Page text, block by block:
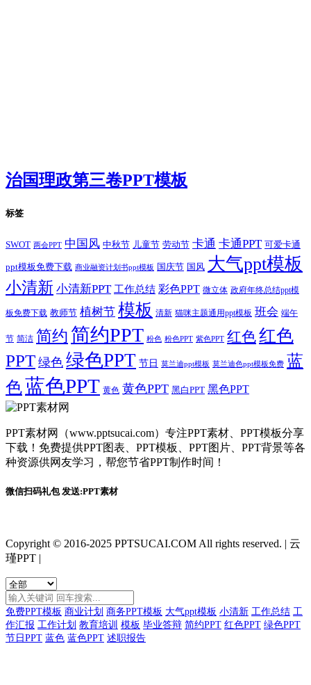
治国理政第三卷PPT模板
标签
SWOT 两会PPT 中国风 中秋节 儿童节 劳动节 卡通 卡通PPT 可爱卡通
ppt模板免费下载 商业融资计划书ppt模板 国庆节 国风 大气ppt模板
小清新 小清新PPT 工作总结 彩色PPT 微立体 政府年终总结ppt模
板免费下载 教师节 植树节 模板 清新 猫咪主题通用ppt模板 班会 端午
节 简洁 简约 简约PPT 粉色 粉色PPT 紫色PPT 红色红色
PPT 绿色 绿色PPT 节日 莫兰迪ppt模板 莫兰迪色ppt模板免费 蓝
色蓝色PPT 黄色 黄色PPT 黑白PPT 黑色PPT
PPT素材网（www.pptsucai.com）专注PPT素材、PPT模板分享
下载！免费提供PPT图表、PPT模板、PPT图片、PPT背景等各
种资源供网友学习，帮您节省PPT制作时间！
微信扫码礼包 发送:PPT素材
Copyright © 2016-2025 PPTSUCAI.COM All rights reserved. | 云
瑾PPT |
免费PPT模板 商业计划 商务PPT模板 大气ppt模板 小清新 工作总结 工
作汇报 工作计划 教育培训 模板 毕业答辩 简约PPT 红色PPT 绿色PPT
节日PPT 蓝色 蓝色PPT 述职报告